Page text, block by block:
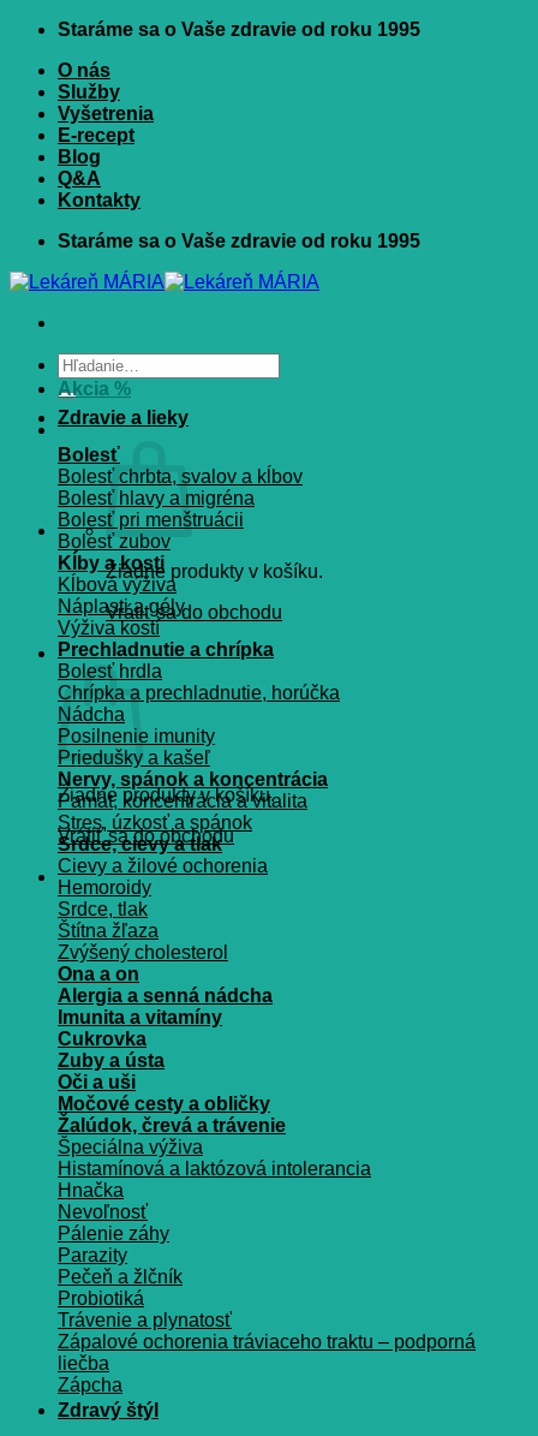
Skip
content
Staráme sa o Vaše zdravie od roku 1995
O nás
Služby
Vyšetrenia
E-recept
Blog
Q&A
Kontakty
Staráme sa o Vaše zdravie od roku 1995
Hľadať:
Žiadne produkty v košíku.
Vrátiť sa do obchodu
Košík
Žiadne produkty v košíku.
Vrátiť sa do obchodu
Akcia %
Zdravie a lieky
Bolesť
Bolesť chrbta, svalov a kĺbov
Bolesť hlavy a migréna
Bolesť pri menštruácii
Bolesť zubov
Kĺby a kosti
Kĺbová výživa
Náplasti a gély
Výživa kostí
Prechladnutie a chrípka
Bolesť hrdla
Chrípka a prechladnutie, horúčka
Nádcha
Posilnenie imunity
Priedušky a kašeľ
Nervy, spánok a koncentrácia
Pamät, koncentrácia a vitalita
Stres, úzkosť a spánok
Srdce, cievy a tlak
Cievy a žilové ochorenia
Hemoroidy
Srdce, tlak
Štítna žľaza
Zvýšený cholesterol
Ona a on
Alergia a senná nádcha
Imunita a vitamíny
Cukrovka
Zuby a ústa
Oči a uši
Močové cesty a obličky
Žalúdok, črevá a trávenie
Špeciálna výživa
Histamínová a laktózová intolerancia
Hnačka
Nevoľnosť
Pálenie záhy
Parazity
Pečeň a žlčník
Probiotiká
Trávenie a plynatosť
Zápalové ochorenia tráviaceho traktu – podporná
liečba
Zápcha
Zdravý štýl